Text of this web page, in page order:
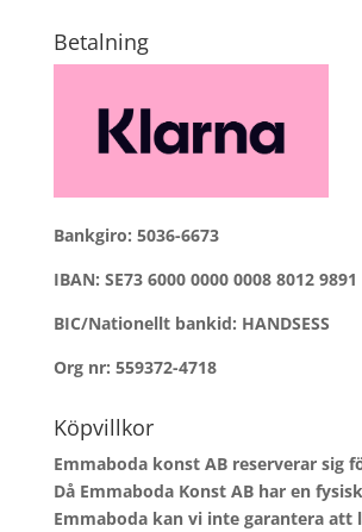
Betalning
Bankgiro: 5036-6673
IBAN: SE73 6000 0000 0008 8012 9891
BIC/Nationellt bankid: HANDSESS
Org nr: 559372-4718
Köpvillkor
Emmaboda konst AB reserverar sig
Då Emmaboda Konst AB har en
Emmaboda kan vi inte garantera att